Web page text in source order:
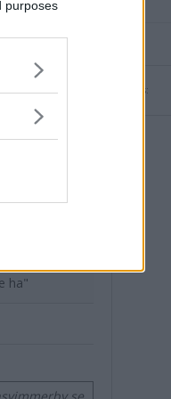
purposes
ha"
Annons: